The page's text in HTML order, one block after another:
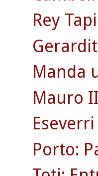
Rey
Manda
Mauro
Porto: